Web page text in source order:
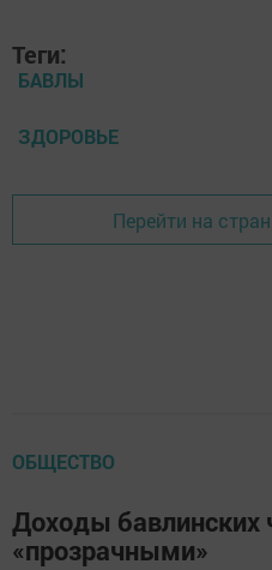
Теги:
БАВЛЫ
ЗДОРОВЬЕ
Перейти на
ОБЩЕСТВО
Доходы бавлинских
«прозрачными»